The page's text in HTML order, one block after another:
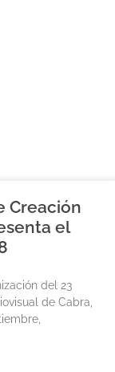
Creación
el
del 23
de Cabra,